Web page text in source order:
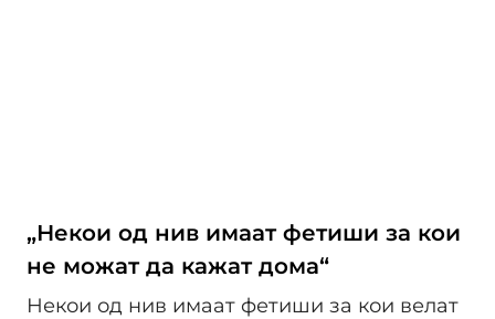
„Некои од нив имаат фетиши за кои
не можат да кажат дома“
Некои од нив имаат фетиши за кои велат